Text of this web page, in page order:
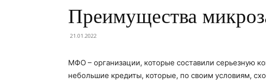
Преимущества
21.01.2022
МФО – организации, которые составили серьезную
небольшие кредиты, которые, по своим условиям,